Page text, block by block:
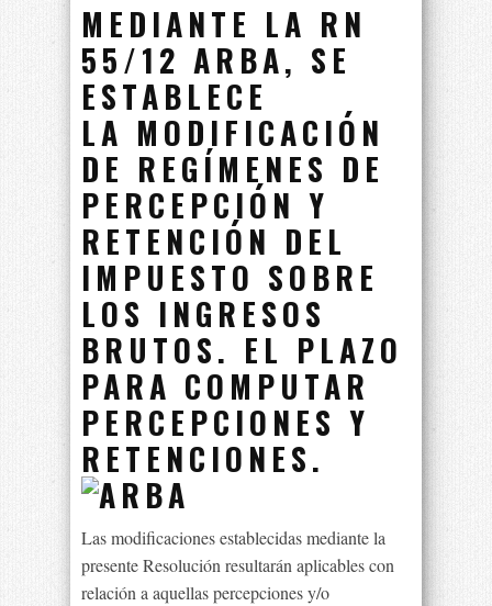
MEDIANTE LA RN
55/12 ARBA, SE
ESTABLECE
LA MODIFICACIÓN
DE REGÍMENES DE
PERCEPCIÓN Y
RETENCIÓN DEL
IMPUESTO SOBRE
LOS INGRESOS
BRUTOS. EL PLAZO
PARA COMPUTAR
PERCEPCIONES Y
RETENCIONES.
Las modificaciones establecidas mediante la
presente Resolución resultarán aplicables con
relación a aquellas percepciones y/o